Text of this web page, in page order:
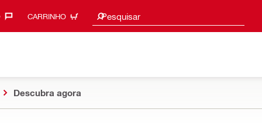
CARRINHO Pesquisar
Procurar sugestões
Descubra agora